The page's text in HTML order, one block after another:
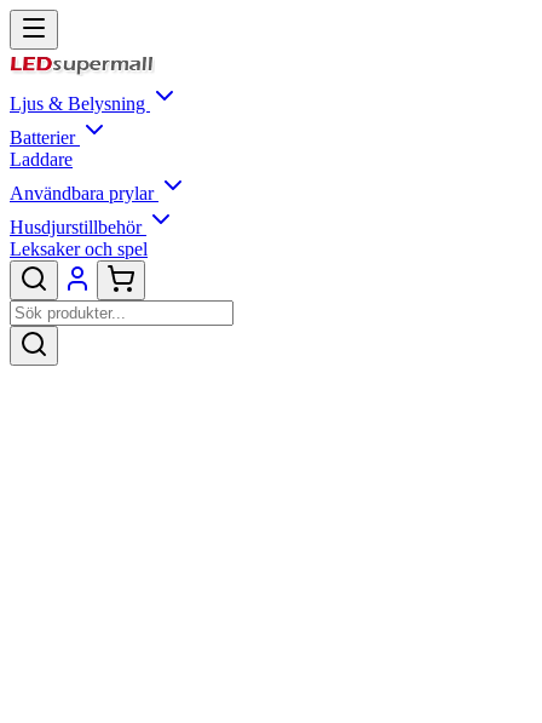
Ljus & Belysning
Batterier
Laddare
Användbara prylar
Husdjurstillbehör
Leksaker och spel